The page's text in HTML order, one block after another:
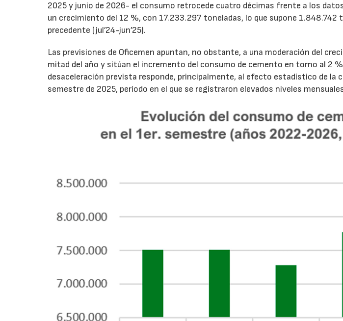
2025 y junio de 2026- el consumo retrocede cuatro décimas frente a los
un crecimiento del 12 %, con 17.233.297 toneladas, lo que supone 1.848.742
precedente (jul’24-jun’25).
Las previsiones de Oficemen apuntan, no obstante, a una moderación del
mitad del año y sitúan el incremento del consumo de cemento en torno al 2
desaceleración prevista responde, principalmente, al efecto estadístico de la
semestre de 2025, período en el que se registraron elevados niveles